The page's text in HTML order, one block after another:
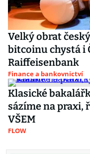
Velký obrat
bitcoinu chystá i
Raiffeisenbank
Finance a bankovnictví
Klasické
sázíme na praxi,
VŠEM
FLOW